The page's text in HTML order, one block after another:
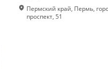
Пермский край, Пермь,
проспект, 51